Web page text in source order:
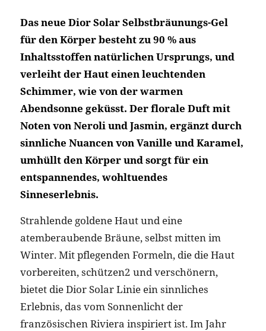
Das neue Dior Solar Selbstbräunungs-Gel
für den Körper besteht zu 90 % aus
Inhaltsstoffen natürlichen Ursprungs, und
verleiht der Haut einen leuchtenden
Schimmer, wie von der warmen
Abendsonne geküsst. Der florale Duft mit
Noten von Neroli und Jasmin, ergänzt durch
sinnliche Nuancen von Vanille und Karamel,
umhüllt den Körper und sorgt für ein
entspannendes, wohltuendes
Sinneserlebnis.
Strahlende goldene Haut und eine
atemberaubende Bräune, selbst mitten im
Winter. Mit pflegenden Formeln, die die Haut
vorbereiten, schützen2 und verschönern,
bietet die Dior Solar Linie ein sinnliches
Erlebnis, das vom Sonnenlicht der
französischen Riviera inspiriert ist. Im Jahr